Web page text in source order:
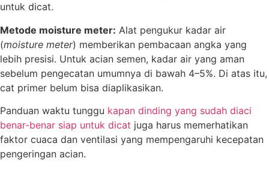
untuk dicat.
Metode moisture meter: Alat pengukur kadar air
(moisture meter) memberikan pembacaan angka yang
lebih presisi. Untuk acian semen, kadar air yang aman
sebelum pengecatan umumnya di bawah 4–5%. Di atas itu,
cat primer belum bisa diaplikasikan.
Panduan waktu tunggu kapan dinding yang sudah diaci
benar-benar siap untuk dicat juga harus memerhatikan
faktor cuaca dan ventilasi yang mempengaruhi kecepatan
pengeringan acian.